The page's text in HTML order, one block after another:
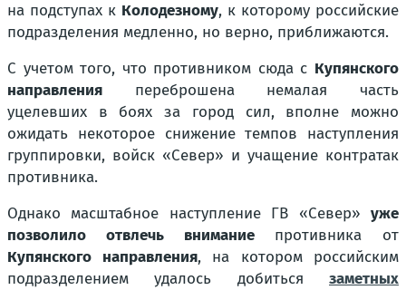
на подступах к Колодезному, к которому российские
подразделения медленно, но верно, приближаются.
С учетом того, что противником сюда с Купянского
направления переброшена немалая часть
уцелевших в боях за город сил, вполне можно
ожидать некоторое снижение темпов наступления
группировки, войск «Север» и учащение контратак
противника.
Однако масштабное наступление ГВ «Север» уже
позволило отвлечь внимание противника от
Купянского направления, на котором российским
подразделением удалось добиться заметных